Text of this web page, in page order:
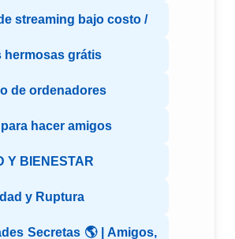
streaming bajo costo /
hermosas grátis
de ordenadores
hacer amigos
Y BIENESTAR
y Ruptura
Secretas 🌎 | Amigos,